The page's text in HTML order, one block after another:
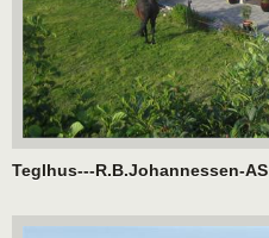
Teglhus---R.B.Johannessen-AS